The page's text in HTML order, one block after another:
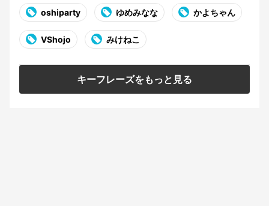
oshiparty ゆめみなな かよちゃん
VShojo みけねこ
キーフレーズをもっと見る